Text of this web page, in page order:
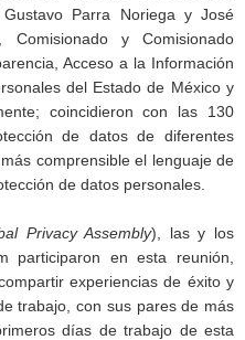
Parra Noriega y José
Comisionado y Comisionado
Acceso a la Información
del Estado de México y
coincidieron con las 130
de datos de diferentes
comprensible el lenguaje de
de datos personales.
Privacy Assembly), las y los
participaron en esta reunión,
experiencias de éxito y
trabajo, con sus pares de más
días de trabajo de esta